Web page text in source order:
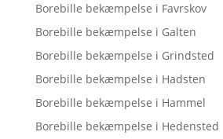
Borebille bekæmpelse i Favrskov
Borebille bekæmpelse i Galten
Borebille bekæmpelse i Grindsted
Borebille bekæmpelse i Hadsten
Borebille bekæmpelse i Hammel
Borebille bekæmpelse i Hedensted